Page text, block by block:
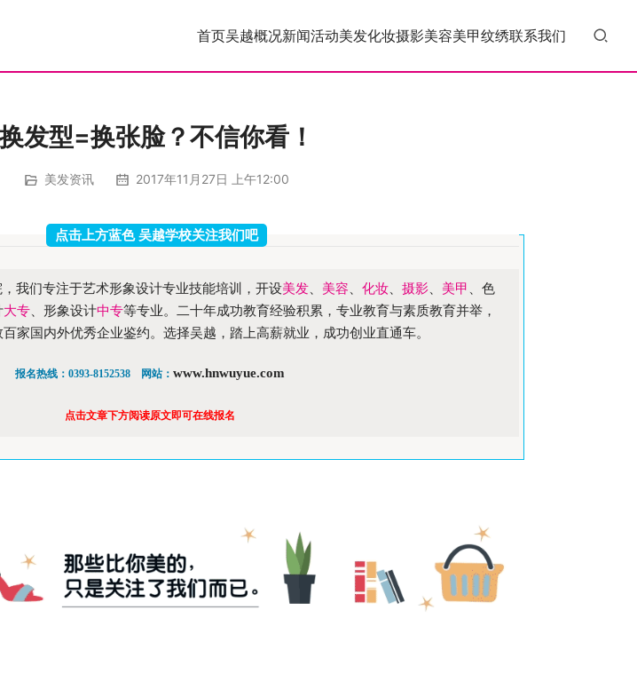
首页吴越概况新闻活动美发化妆摄影美容美甲纹绣联系我们
发型=换张脸？不信你看！
美发资讯 2017年11月27日 上午12:00
点击上方蓝色 吴越学校关注我们吧
我们专注于艺术形象设计专业技能培训，开设美发 美容 化妆 摄影 美甲
、色
大专、形象设计中专等专业。二十年成功教育经验积累，专业教育与素质教育并举，
家国内外优秀企业鉴约。选择吴越，踏上高薪就业，成功创业直通车。
报名热线：0393-8152538    网站： www.hnwuyue.com
点击文章下方阅读原文即可在线报名